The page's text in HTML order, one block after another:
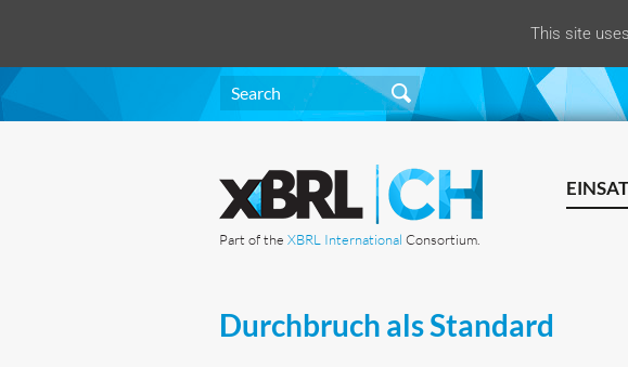
Part of the XBRL International Consortium.
Durchbruch als Standard
This site